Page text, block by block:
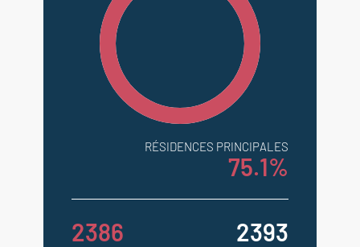
RÉSIDENCES PRINCIPALES
75.1%
2386 2393